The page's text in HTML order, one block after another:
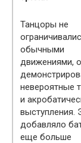
Танцоры не
обычными
движениями,
невероятные
и
выступления.
добавляло
еще больше